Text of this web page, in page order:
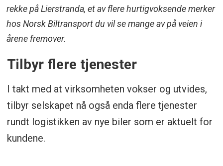
rekke på Lierstranda, et av flere hurtigvoksende merker
hos Norsk Biltransport du vil se mange av på veien i
årene fremover.
Tilbyr flere tjenester
I takt med at virksomheten vokser og utvides,
tilbyr selskapet nå også enda flere tjenester
rundt logistikken av nye biler som er aktuelt for
kundene.